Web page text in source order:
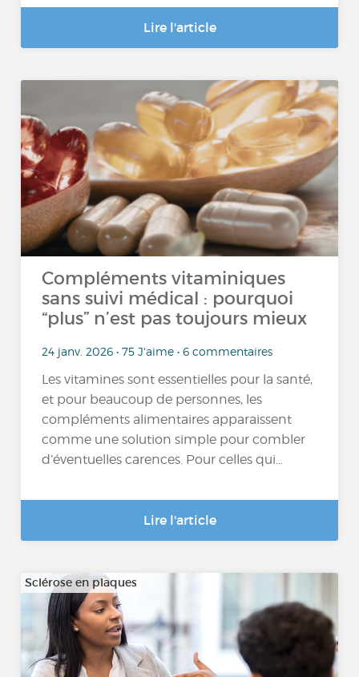
Lire l'article
Compléments vitaminiques
sans suivi médical : pourquoi
“plus” n’est pas toujours mieux
24 janv. 2026 • 75 J'aime • 6 commentaires
Les vitamines sont essentielles pour la santé,
et pour beaucoup de personnes, les
compléments alimentaires apparaissent
comme une solution simple pour combler
d’éventuelles carences. Pour celles qui...
Lire l'article
Sclérose en plaques